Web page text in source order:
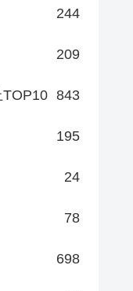
244
209
843
195
24
78
698